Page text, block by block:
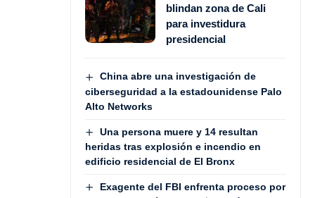
blindan zona de Cali
para investidura
presidencial
China abre una investigación de
ciberseguridad a la estadounidense Palo
Alto Networks
Una persona muere y 14 resultan
heridas tras explosión e incendio en
edificio residencial de El Bronx
Exagente del FBI enfrenta proceso por